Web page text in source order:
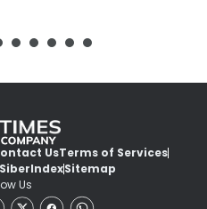
UsTerms of Services
IndexSitemap
Us